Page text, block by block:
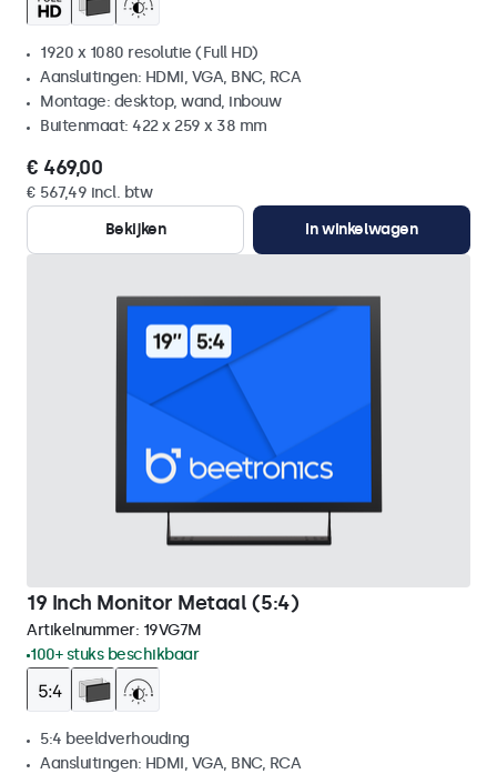
1920 x 1080 resolutie (Full HD)
Aansluitingen: HDMI, VGA, BNC, RCA
Montage: desktop, wand, inbouw
Buitenmaat: 422 x 259 x 38 mm
€ 469,00
€ 567,49 incl. btw
Bekijken
In winkelwagen
19 Inch Monitor Metaal (5:4)
Artikelnummer: 19VG7M
100+ stuks beschikbaar
5:4 beeldverhouding
Aansluitingen: HDMI, VGA, BNC, RCA